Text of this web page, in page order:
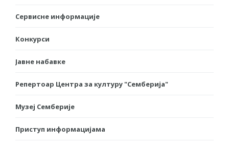
Сервисне информације
Конкурси
Јавне набавке
Репертоар Центра за културу "Семберија"
Музеј Семберије
Приступ информацијама